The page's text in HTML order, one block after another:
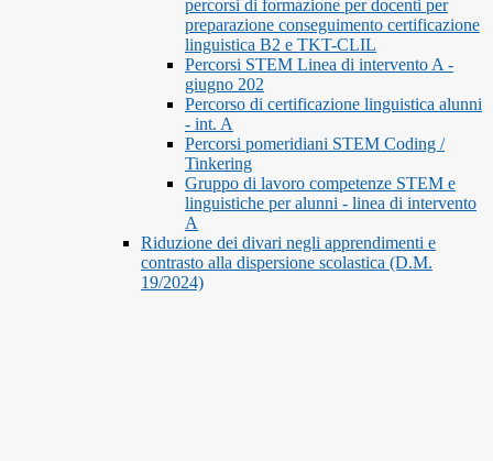
percorsi di formazione per docenti per
preparazione conseguimento certificazione
linguistica B2 e TKT-CLIL
Percorsi STEM Linea di intervento A -
giugno 202
Percorso di certificazione linguistica alunni
- int. A
Percorsi pomeridiani STEM Coding /
Tinkering
Gruppo di lavoro competenze STEM e
linguistiche per alunni - linea di intervento
A
Riduzione dei divari negli apprendimenti e
contrasto alla dispersione scolastica (D.M.
19/2024)